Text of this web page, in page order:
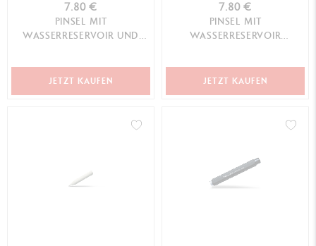
7.80 €
PINSEL MIT
WASSERRESERVOIR UND
JETZT KAUFEN
7.80 €
PINSEL MIT
WASSERRESERVOIR
JETZT KAUFEN